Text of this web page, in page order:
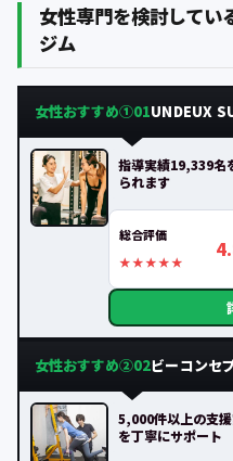
女性専門を検討してい
ジム
女性おすすめ①01UNDEUX
指導実績19,339名
られます
総合評価
女性おすすめ②02ビーコンセ
5,000件以上の支
を丁寧にサポート